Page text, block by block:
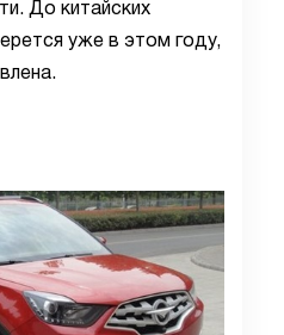
До китайских
уже в этом году,